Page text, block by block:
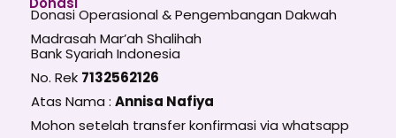
Donasi Operasional & Pengembangan Dakwah
Madrasah Mar’ah Shalihah
Bank Syariah Indonesia
No. Rek 7132562126
Atas Nama : Annisa Nafiya
Mohon setelah transfer konfirmasi via whatsapp